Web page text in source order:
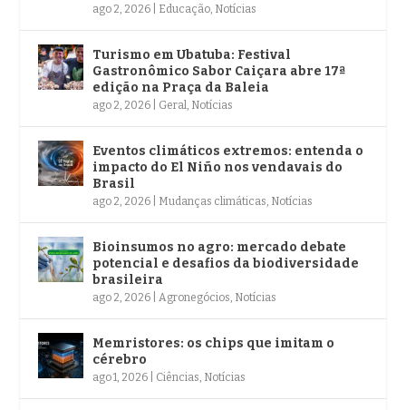
ago 2, 2026 Educação Notícias
Turismo em Ubatuba: Festival
Gastronômico Sabor Caiçara abre 17ª
edição na Praça da Baleia
ago 2, 2026 Geral Notícias
Eventos climáticos extremos: entenda o
impacto do El Niño nos vendavais do
Brasil
ago 2, 2026 Mudanças climáticas Notícias
Bioinsumos no agro: mercado debate
potencial e desafios da biodiversidade
brasileira
ago 2, 2026 Agronegócios Notícias
Memristores: os chips que imitam o
cérebro
ago 1, 2026 Ciências Notícias